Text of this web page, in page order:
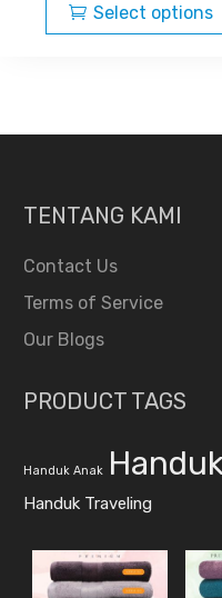
Select options
TENTANG KAMI
Contact Us
Terms of Service
Our Blogs
PRODUCT TAGS
Handuk Anak
Handuk Traveling